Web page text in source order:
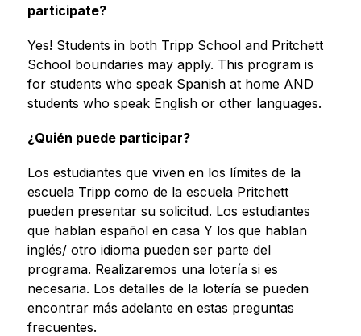
participate?
Yes! Students in both Tripp School and Pritchett
School boundaries may apply. This program is
for students who speak Spanish at home AND
students who speak English or other languages.
¿Quién puede participar?
Los estudiantes que viven en los límites de la
escuela Tripp como de la escuela Pritchett
pueden presentar su solicitud. Los estudiantes
que hablan español en casa Y los que hablan
inglés/ otro idioma pueden ser parte del
programa. Realizaremos una lotería si es
necesaria. Los detalles de la lotería se pueden
encontrar más adelante en estas preguntas
frecuentes.